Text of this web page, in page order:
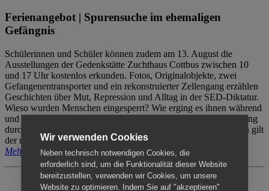
Ferienangebot | Spurensuche im ehemaligen
Gefängnis
Schülerinnen und Schüler können zudem am 13. August die
Ausstellungen der Gedenkstätte Zuchthaus Cottbus zwischen 10
und 17 Uhr kostenlos erkunden. Fotos, Originalobjekte, zwei
Gefangenentransporter und ein rekonstruierter Zellengang erzählen
Geschichten über Mut, Repression und Alltag in der SED-Diktatur.
Wieso wurden Menschen eingesperrt? Wie erging es ihnen während
und nach der Haft? Der Besuch erfolgt individuell ohne Betreuung
durch das Menschenrechtszentrum Cottbus. Für Begleitpersonen gilt
der reguläre Eintritt (8€ / ermäßigt 5€).
Mehr erfahren
Wir verwenden Cookies
Neben technisch notwendigen Cookies, die
erforderlich sind, um die Funktionalität dieser Website
bereitzustellen, verwenden wir Cookies, um unsere
Website zu optimieren. Indem Sie auf "akzeptieren"